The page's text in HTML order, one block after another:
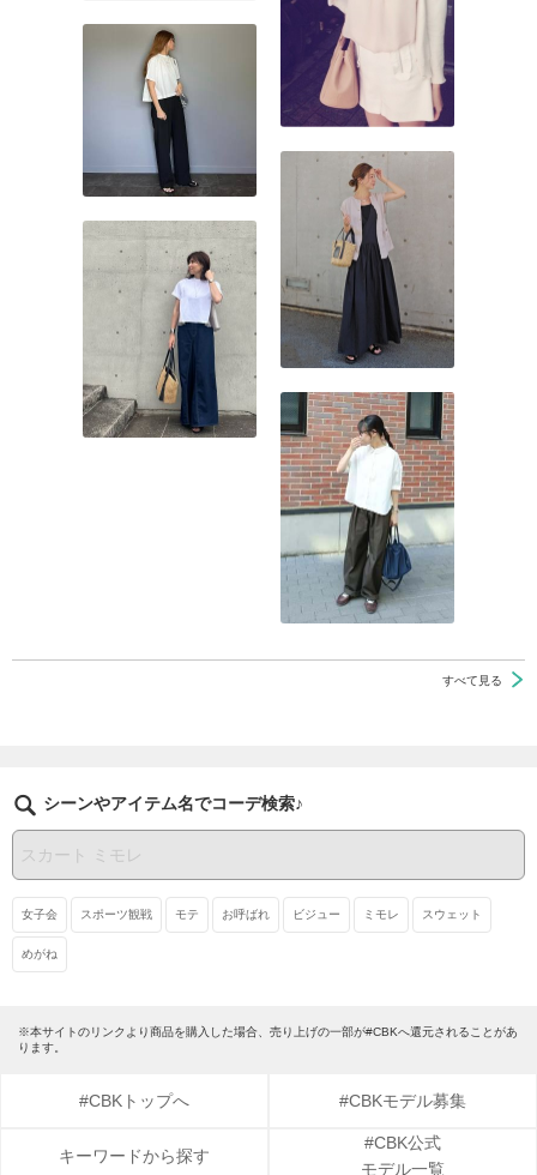
すべて見る
シーンやアイテム名でコーデ検索♪
女子会 スポーツ観戦 モテ お呼ばれ ビジュー ミモレ スウェット
めがね
※本サイトのリンクより商品を購入した場合、売り上げの一部が#CBKへ還元されることがあ
ります。
#CBKトップへ #CBKモデル募集
キーワードから探す
#CBK公式
モデル一覧